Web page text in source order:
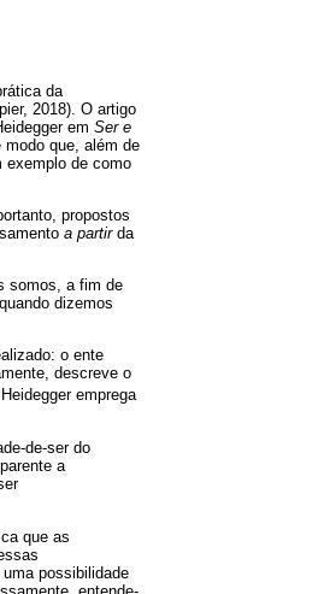
da
2018). O artigo
em Ser e
modo que, além de
exemplo de como
propostos
a partir da
somos, a fim de
dizemos
o ente
descreve o
emprega
de-ser do
a
que as
uma possibilidade